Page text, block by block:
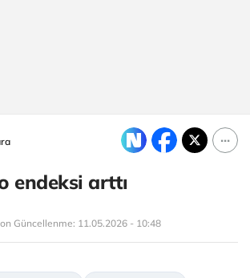
endeksi arttı
Güncellenme: 11.05.2026 - 10:48